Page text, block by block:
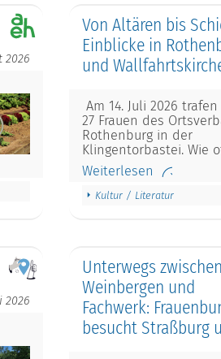
2026
Von Altären bis
Einblicke in
und
Am 14. Juli 2026
27 Frauen des
Rothenburg in der
Klingentorbastei. Wie
Weiterlesen
Kultur / Literatur
2026
Unterwegs
Weinbergen und
Fachwerk:
besucht Straßburg